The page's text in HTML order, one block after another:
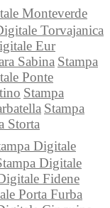
Monteverde
Torvajanica
Eur
Sabina Stampa
Ponte
Stampa
Stampa
Storta
Digitale
Digitale
Fidene
Porta Furba